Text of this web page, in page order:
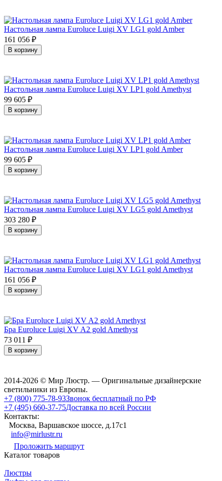
Настольная лампа Euroluce Luigi XV LG1 gold Amber
161 056 ₽
В корзину
Настольная лампа Euroluce Luigi XV LP1 gold Amethyst
99 605 ₽
В корзину
Настольная лампа Euroluce Luigi XV LP1 gold Amber
99 605 ₽
В корзину
Настольная лампа Euroluce Luigi XV LG5 gold Amethyst
303 280 ₽
В корзину
Настольная лампа Euroluce Luigi XV LG1 gold Amethyst
161 056 ₽
В корзину
Бра Euroluce Luigi XV A2 gold Amethyst
73 011 ₽
В корзину
2014-2026 © Мир Люстр. — Оригинальные дизайнерские
светильники из Европы.
+7 (800) 775-78-93Звонок бесплатный по РФ
+7 (495) 660-37-75Доставка по всей России
Контакты:
Москва, Варшавское шоссе, д.17c1
info@mirlustr.ru
Проложить маршрут
Каталог товаров
Люстры